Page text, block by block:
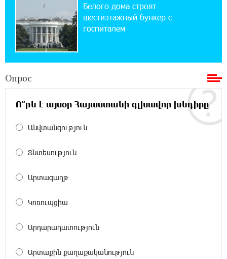
Новые финансовые навыки на «Давидбекских
играх»: Idram&IDBank
11:25:48 21-07-2026
Кругом война. А вас вводят в заблуждение.
Аршак Карапетян
Центр продаж и обслуживания Ucom в
Егварде возобновил работу по новому адресу
— ул. Ереванян, 3/47
15:44:07 17-07-2026
11:30:15 17-07-2026
школьникам развивать навыки
кибербезопасности
Белого дома строят
шестиэтажный бункер с
госпиталем
Опрос
Ո՞րն է այսօր Հայաստանի գլխավոր խնդիրը
Անվտանգություն
Տնտեսություն
Արտագաղթ
Կոռուպցիա
Արդարադատություն
Արտաքին քաղաքականություն